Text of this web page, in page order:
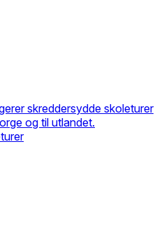
skreddersydde skoleturer
og til utlandet.